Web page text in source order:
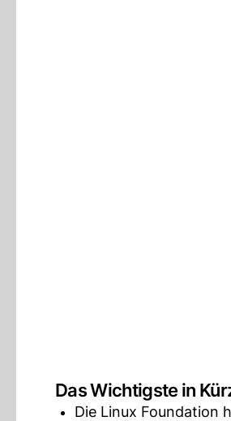
Das Wichtigste in
Die Linux Foundation